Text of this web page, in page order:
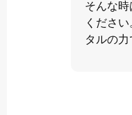
そんな
くださ
タルの力